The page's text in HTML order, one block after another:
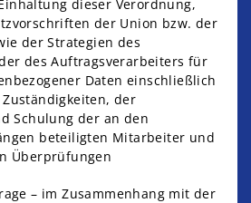
dieser Verordnung,
der Union bzw. der
der Strategien des
des Auftragsverarbeiters für
Daten einschließlich
der
Schulung der an den
beteiligten Mitarbeiter und
Überprüfungen
– im Zusammenhang mit der